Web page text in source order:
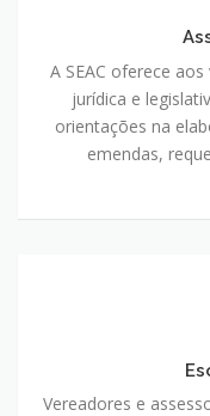
A SEAC oferece
jurídica e
orientações na
emendas,
Vereadores e